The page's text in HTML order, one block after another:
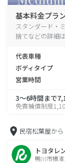
基本料金プラ
スタンダード・
捨てなどの詳細
代表車種
ボディタイプ
営業時間
3～6時間まで
免責補償制度
民宿松葉屋から
トヨタレ
鴨川市横